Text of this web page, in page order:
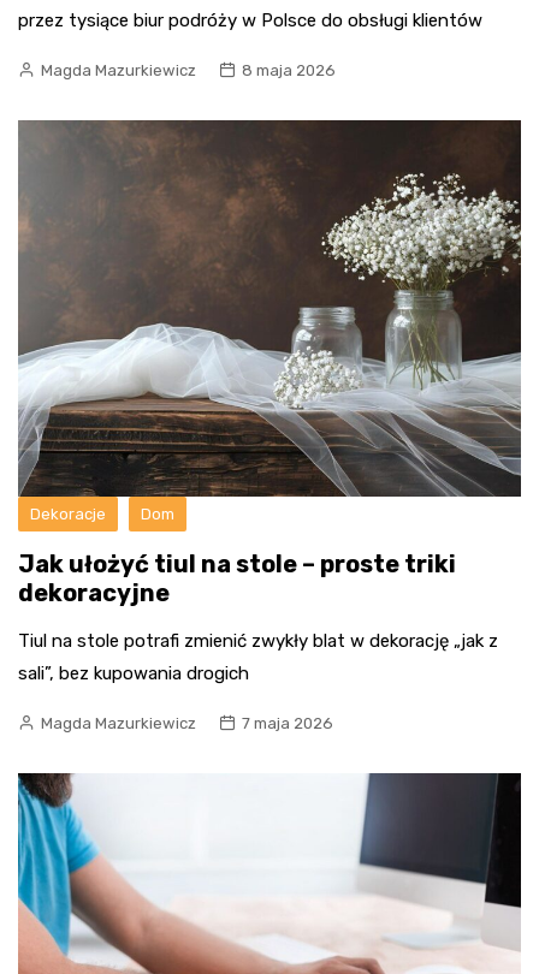
przez tysiące biur podróży w Polsce do obsługi klientów
Magda Mazurkiewicz 8 maja 2026
Dekoracje Dom
Jak ułożyć tiul na stole – proste triki
dekoracyjne
Tiul na stole potrafi zmienić zwykły blat w dekorację „jak z
sali”, bez kupowania drogich
Magda Mazurkiewicz 7 maja 2026